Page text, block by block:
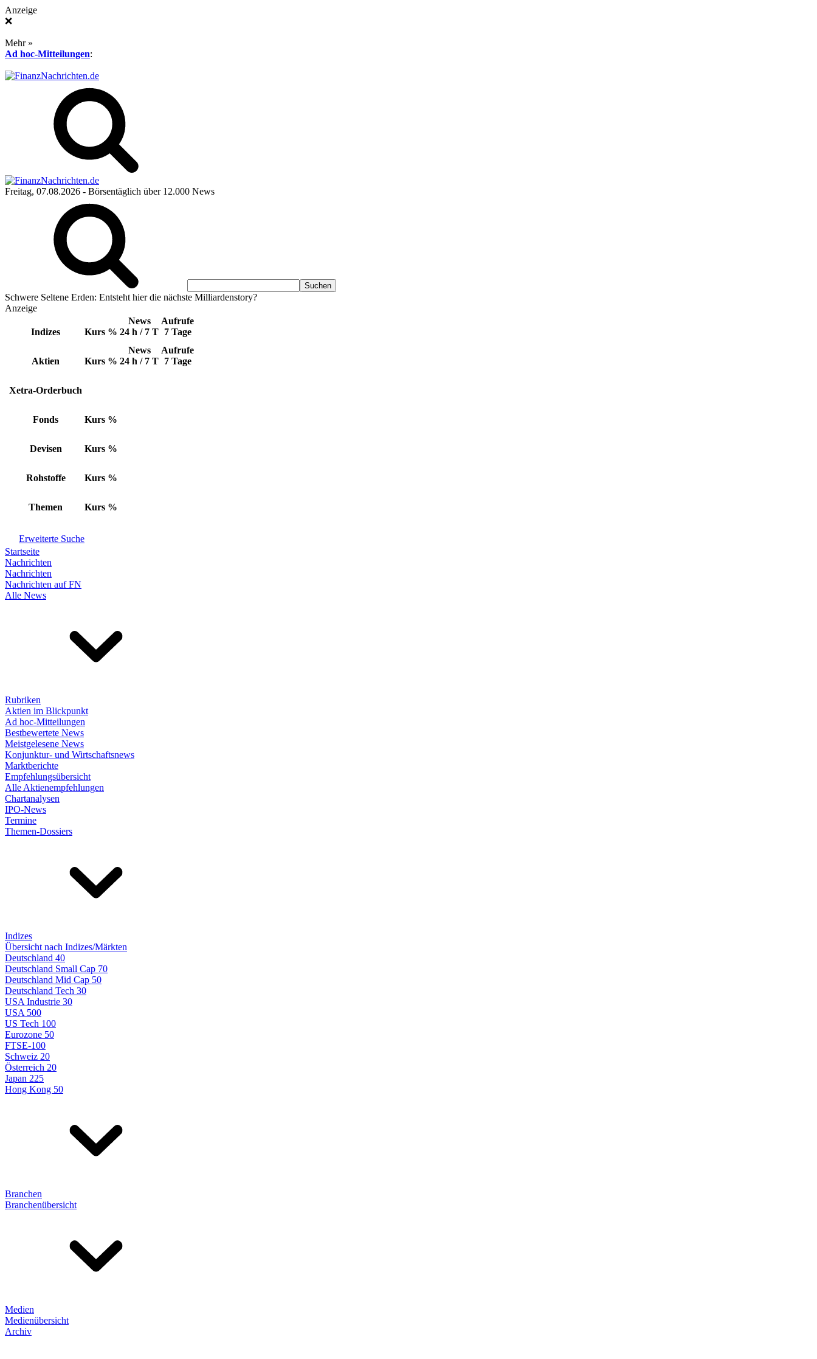
Anzeige
❌
Mehr »
Ad hoc-Mitteilungen:
Freitag, 07.08.2026 - Börsentäglich über 12.000 News
Schwere Seltene Erden: Entsteht hier die nächste Milliardenstory?
Anzeige
Indizes Kurs %
News
24 h / 7 T
Aufrufe
7 Tage
Aktien Kurs %
News
24 h / 7 T
Aufrufe
7 Tage
Xetra-Orderbuch
Fonds Kurs %
Devisen Kurs %
Rohstoffe Kurs %
Themen Kurs %
Erweiterte Suche
Startseite
Nachrichten
Nachrichten
Nachrichten auf FN
Alle News
Rubriken
Aktien im Blickpunkt
Ad hoc-Mitteilungen
Bestbewertete News
Meistgelesene News
Konjunktur- und Wirtschaftsnews
Marktberichte
Empfehlungsübersicht
Alle Aktienempfehlungen
Chartanalysen
IPO-News
Termine
Themen-Dossiers
Indizes
Übersicht nach Indizes/Märkten
Deutschland 40
Deutschland Small Cap 70
Deutschland Mid Cap 50
Deutschland Tech 30
USA Industrie 30
USA 500
US Tech 100
Eurozone 50
FTSE-100
Schweiz 20
Österreich 20
Japan 225
Hong Kong 50
Branchen
Branchenübersicht
Medien
Medienübersicht
Archiv